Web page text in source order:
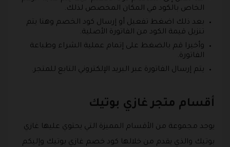
الخاص بالكود في المكان المخصص لذلك.
بعد ذلك اضغط تفعيل أو إرسال كود الخصم وهنا يتم
تنزيل قيمة الكود من الفاتورة الأصلية.
وأخيرا قم بالضغط على إتمام عملية الشراء وطباعة
الفاتورة.
يتم إرسال الفاتورة عبر البريد الإلكتروني التابع للمتجر.
أقسام متجر غازي بوتيك
يوجد مجموعة من الأقسام المميزة التي يحتوي عليها غازي
بوتيك والذي يقدم من خلالها كود خصم غازي بوتيك وإليكم